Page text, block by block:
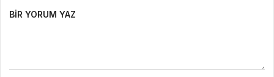
BIR YORUM YAZ